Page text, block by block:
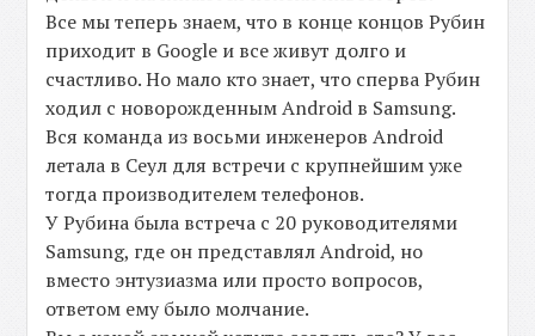
Все мы теперь знаем, что в конце концов Рубин
приходит в Google и все живут долго и
счастливо. Но мало кто знает, что сперва Рубин
ходил с новорожденным Android в Samsung.
Вся команда из восьми инженеров Android
летала в Сеул для встречи с крупнейшим уже
тогда производителем телефонов.
У Рубина была встреча с 20 руководителями
Samsung, где он представлял Android, но
вместо энтузиазма или просто вопросов,
ответом ему было молчание.